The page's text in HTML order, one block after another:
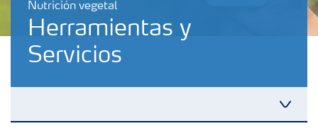
Nutrición vegetal
Herramientas y
Servicios